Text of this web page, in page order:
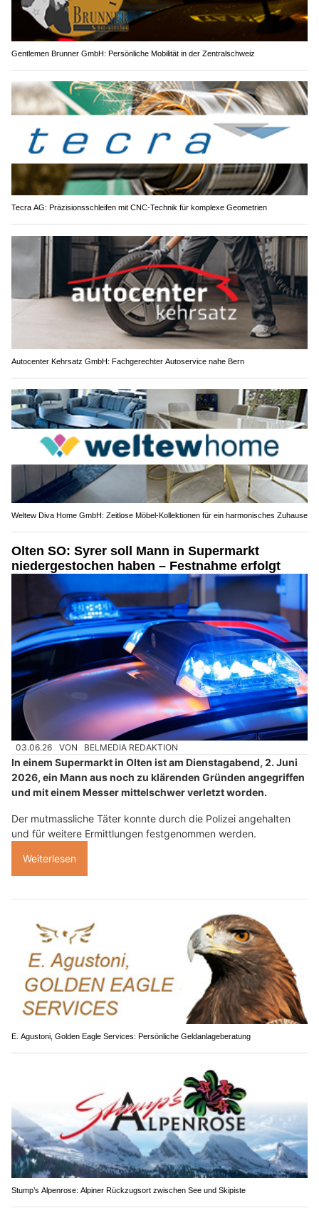
Gentlemen Brunner GmbH: Persönliche Mobilität in der Zentralschweiz
Tecra AG: Präzisionsschleifen mit CNC-Technik für komplexe Geometrien
Autocenter Kehrsatz GmbH: Fachgerechter Autoservice nahe Bern
Weltew Diva Home GmbH: Zeitlose Möbel-Kollektionen für ein harmonisches Zuhause
Olten SO: Syrer soll Mann in Supermarkt
niedergestochen haben – Festnahme erfolgt
03.06.26 VON BELMEDIA REDAKTION
In einem Supermarkt in Olten ist am Dienstagabend, 2. Juni
2026, ein Mann aus noch zu klärenden Gründen angegriffen
und mit einem Messer mittelschwer verletzt worden.
Der mutmassliche Täter konnte durch die Polizei angehalten
und für weitere Ermittlungen festgenommen werden.
Weiterlesen
E. Agustoni, Golden Eagle Services: Persönliche Geldanlageberatung
Stump’s Alpenrose: Alpiner Rückzugsort zwischen See und Skipiste